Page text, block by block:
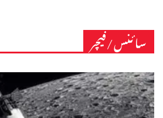
سائنس/فیچر